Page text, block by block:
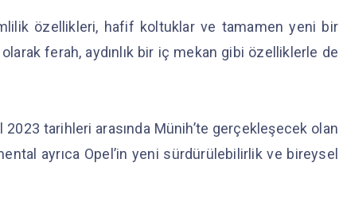
özellikleri, hafif koltuklar ve tamamen yeni bir
ferah, aydınlık bir iç mekan gibi özelliklerle de
tarihleri arasında Münih’te gerçekleşecek olan
ayrıca Opel’in yeni sürdürülebilirlik ve bireysel